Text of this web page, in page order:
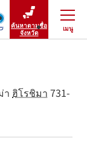
ค้นหาตามชื่อ
จังหวัด
เมนู
ปิดเมนู
า ฮิโรชิมา 731-